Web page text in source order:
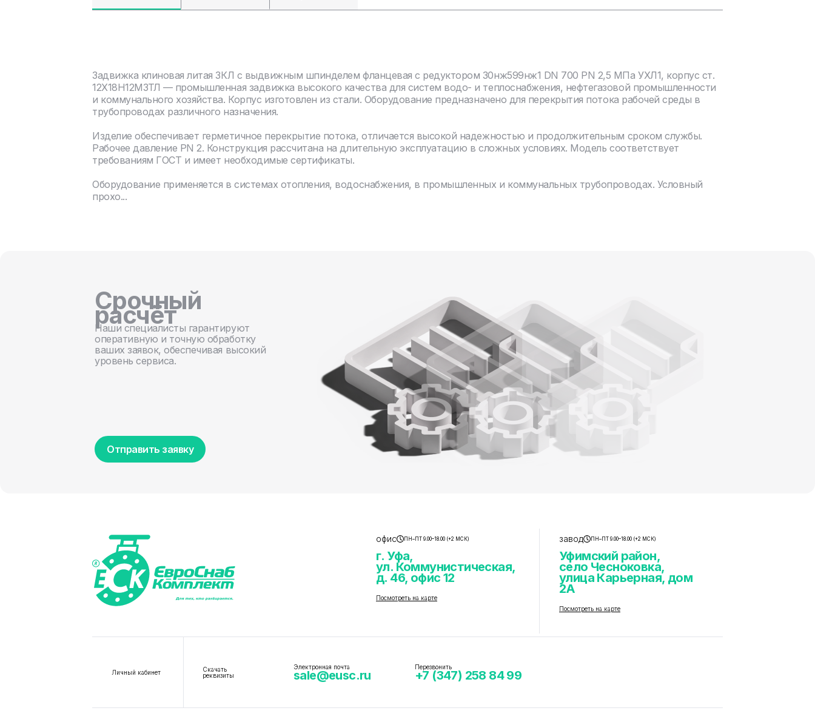
Задвижка клиновая литая ЗКЛ с выдвижным шпинделем фланцевая с редуктором 30нж599нж1 DN 700 PN 2,5 МПа УХЛ1, корпус ст.
12Х18Н12М3ТЛ — промышленная задвижка высокого качества для систем водо- и теплоснабжения, нефтегазовой промышленности
и коммунального хозяйства. Корпус изготовлен из стали. Оборудование предназначено для перекрытия потока рабочей среды в
трубопроводах различного назначения.
Изделие обеспечивает герметичное перекрытие потока, отличается высокой надежностью и продолжительным сроком службы.
Рабочее давление PN 2. Конструкция рассчитана на длительную эксплуатацию в сложных условиях. Модель соответствует
требованиям ГОСТ и имеет необходимые сертификаты.
Оборудование применяется в системах отопления, водоснабжения, в промышленных и коммунальных трубопроводах. Условный
прохо...
Срочный
расчёт
Наши специалисты гарантируют
оперативную и точную обработку
ваших заявок, обеспечивая высокий
уровень сервиса.
Отправить заявку
офис ПН–ПТ 9.00–18.00 (+2 МСК)
г. Уфа,
ул. Коммунистическая,
д. 46, офис 12
Посмотреть на карте
завод ПН–ПТ 9.00–18.00 (+2 МСК)
Уфимский район,
село Чесноковка,
улица Карьерная, дом
2А
Посмотреть на карте
Личный кабинет
Скачать
реквизиты
Электронная почта
sale@eusc.ru
Перезвонить
+7 (347) 258 84 99